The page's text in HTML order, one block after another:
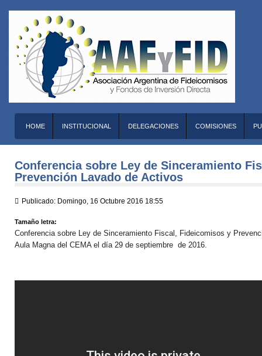
HOME INSTITUCIONAL DELEGACIONES COMISIONES
Conferencia sobre Ley de Sinceramiento
Prevención Lavado de Activos
Publicado: Domingo, 16 Octubre 2016 18:55
Tamaño letra:
Conferencia sobre Ley de Sinceramiento Fiscal, Fideicomisos y
Aula Magna del CEMA el día 29 de septiembre de 2016.